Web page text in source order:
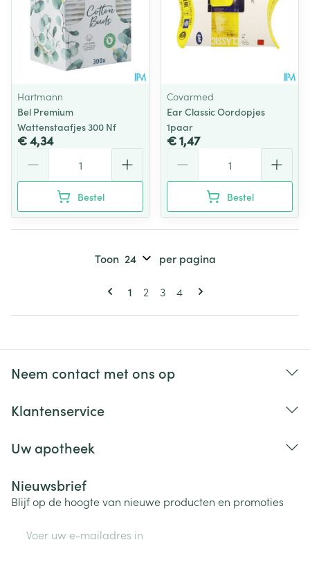
Hartmann
Bel Premium
Wattenstaafjes 300 Nf
€ 4,34
Bestel
Covarmed
Ear Classic Oordopjes
1paar
€ 1,47
Bestel
Pagina's
U lees momenteel pagina
1 Pagina
2 Pagina
3 Pagina
4
Toon per pagina
Neem contact met ons op
Klantenservice
Uw apotheek
Nieuwsbrief
Blijf op de hoogte van nieuwe producten en promoties